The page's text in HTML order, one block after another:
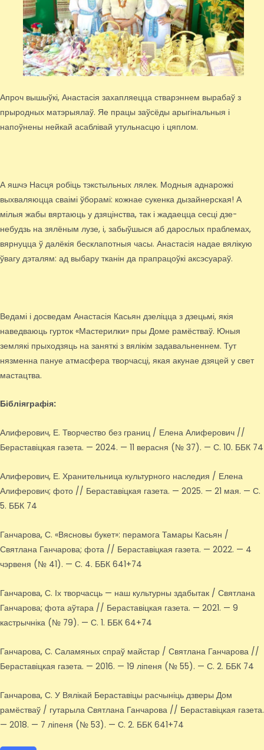
Апроч вышыўкі, Анастасія захапляецца стварэннем вырабаў з
прыродных матэрыялаў. Яе працы заўсёды арыгінальныя і
напоўнены нейкай асаблівай утульнасцю і цяплом.
А яшчэ Насця робіць тэкстыльных лялек. Модныя аднарожкі
выхваляюцца сваімі ўборамі: кожнае сукенка дызайнерская! А
мілыя жабы вяртаюць у дзяцінства, так і жадаецца сесці дзе-
небудзь на зялёным лузе, і, забыўшыся аб дарослых праблемах,
вярнуцца ў далёкія бесклапотныя часы. Анастасія надае вялікую
ўвагу дэталям: ад выбару тканін да прапрацоўкі аксэсуараў.
Ведамі і досведам Анастасія Касьян дзеліцца з дзецьмі, якія
наведваюць гурток «Мастерилки» пры Доме рамёстваў. Юныя
землякі прыходзяць на заняткі з вялікім задавальненнем. Тут
нязменна пануе атмасфера творчасці, якая акунае дзяцей у свет
мастацтва.
Бібліяграфія:
Алиферович, Е. Творчество без границ / Елена Алиферович //
Бераставіцкая газета. — 2024. — 11 верасня (№ 37). — С. 10. ББК 74
Алиферович, Е. Хранительница культурного наследия / Елена
Алиферович; фото // Бераставіцкая газета. — 2025. — 21 мая. — С.
5. ББК 74
Ганчарова, С. «Вясновы букет»: перамога Тамары Касьян /
Святлана Ганчарова; фота // Бераставіцкая газета. — 2022. — 4
чэрвеня (№ 41). — С. 4. ББК 641+74
Ганчарова, С. Іх творчасць — наш культурны здабытак / Святлана
Ганчарова; фота аўтара // Бераставіцкая газета. — 2021. — 9
кастрычніка (№ 79). — С. 1. ББК 64+74
Ганчарова, С. Саламяных спраў майстар / Святлана Ганчарова //
Бераставіцкая газета. — 2016. — 19 ліпеня (№ 55). — С. 2. ББК 74
Ганчарова, С. У Вялікай Бераставіцы расчыніць дзверы Дом
рамёстваў / гутарыла Святлана Ганчарова // Бераставіцкая газета.
— 2018. — 7 ліпеня (№ 53). — С. 2. ББК 641+74